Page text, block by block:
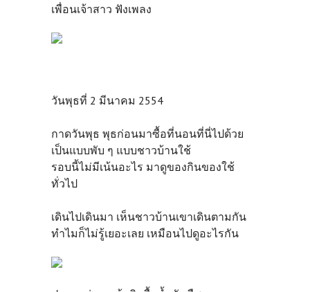
เพื่อนเจ้าสาว ฟังเพลง
วันพุธที่ 2 มีนาคม 2554
กาดวันพุธ พุธก่อนมาซื้อที่นอนที่นี่ไปด้วย
เป็นแบบพับ ๆ แบบชาวบ้านใช้
รอบนี้ไม่มีเน้นอะไร มาดูของกินของใช้
ทั่วไป
เดินไปเดินมา เห็นชาวบ้านเขาเดินตามกัน
ทำไมก็ไม่รู้เยอะเลย เหมือนไปดูอะไรกัน